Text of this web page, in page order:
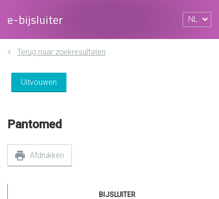
e-bijsluiter NL
Terug naar zoekresultaten
Uitvouwen
Pantomed
Afdrukken
BIJSLUITER